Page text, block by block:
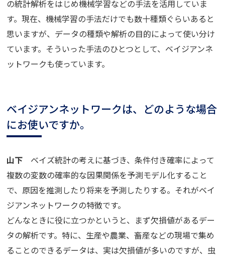
の統計解析をはじめ機械学習などの手法を活用していま
す。現在、機械学習の手法だけでも数十種類ぐらいあると
思いますが、データの種類や解析の目的によって使い分け
ています。そういった手法のひとつとして、ベイジアンネ
ットワークも使っています。
ベイジアンネットワークは、どのような場合
にお使いですか。
山下 ベイズ統計の考えに基づき、条件付き確率によって
複数の変数の確率的な因果関係を予測モデル化すること
で、原因を推測したり将来を予測したりする。それがベイ
ジアンネットワークの特徴です。
どんなときに役に立つかというと、まず欠損値があるデー
タの解析です。特に、生産や農業、畜産などの現場で集め
ることのできるデータは、実は欠損値が多いのですが、虫